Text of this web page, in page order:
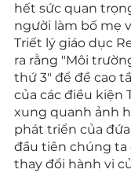
hết sức quan
người làm bố mẹ
Triết lý giáo dục
ra rằng "Môi
thứ 3" để đề cao
của các điều kiện
xung quanh ảnh
phát triển của
đầu tiên chúng ta
thay đổi hành vi